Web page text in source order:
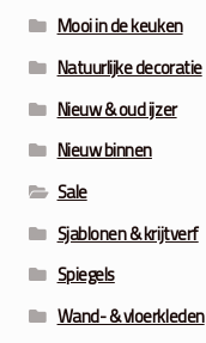
Mooi in de keuken
Natuurlijke decoratie
Nieuw & oud ijzer
Nieuw binnen
Sale
Sjablonen & krijtverf
Spiegels
Wand- & vloerkleden